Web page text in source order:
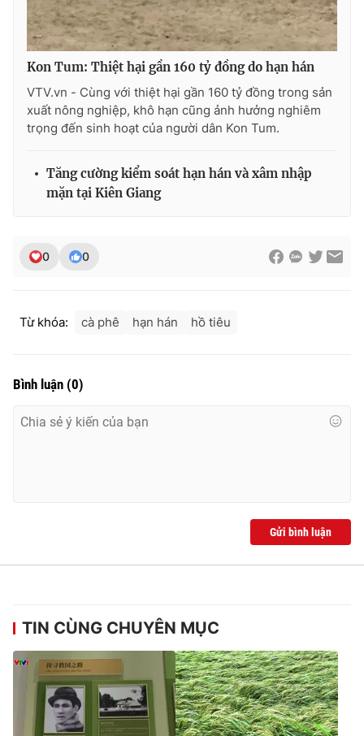
Cơ quan chủ quản:
Đài Truyền hình Việt Nam
Giấy phép hoạt động báo in và báo điện tử số 483/GP-BTTTT
cấp ngày 29/12/2023
Nguyễn Trọng Ninh
toasoan@vtv.vn
Liên hệ quảng cáo:024-7300.7108
thuận bằng văn bản. Ghi rõ nguồn VTV.vn khi phát hành lại
thông tin từ website này.
Kon Tum: Thiệt hại gần 160 tỷ đồng do hạn hán
VTV.vn - Cùng với thiệt hại gần 160 tỷ đồng trong sản
xuất nông nghiệp, khô hạn cũng ảnh hưởng nghiêm
trọng đến sinh hoạt của người dân Kon Tum.
Tăng cường kiểm soát hạn hán và xâm nhập
mặn tại Kiên Giang
0 0
Từ khóa: cà phê hạn hán hồ tiêu
Bình luận (0)
Gửi bình luận
TIN CÙNG CHUYÊN MỤC